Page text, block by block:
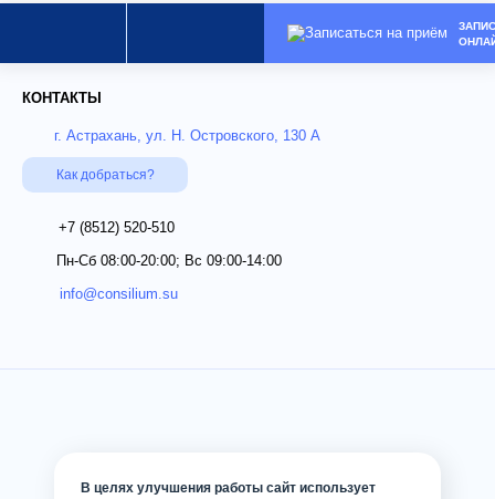
КОНТАКТЫ
г. Астрахань, ул. Н. Островского, 130 А
Как добраться?
+7 (8512) 520-510
Пн-Сб 08:00-20:00; Вс 09:00-14:00
info@consilium.su
В целях улучшения работы сайт использует